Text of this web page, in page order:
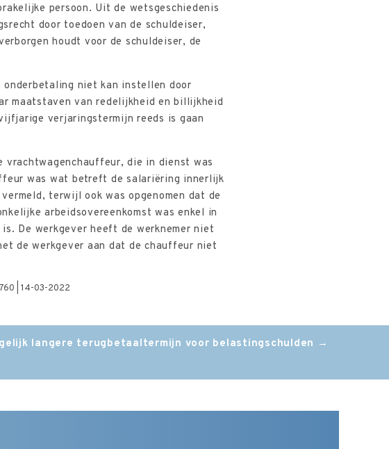
persoon. Uit de wetsgeschiedenis
door toedoen van de schuldeiser,
houdt voor de schuldeiser, de
onderbetaling niet kan instellen door
maatstaven van redelijkheid en billijkheid
verjaringstermijn reeds is gaan
vrachtwagenchauffeur, die in dienst was
was wat betreft de salariëring innerlijk
terwijl ook was opgenomen dat de
arbeidsovereenkomst was enkel in
De werkgever heeft de werknemer niet
de werkgever aan dat de chauffeur niet
| 14-03-2022
langere terugbetaaltermijn voor belastingschulden →